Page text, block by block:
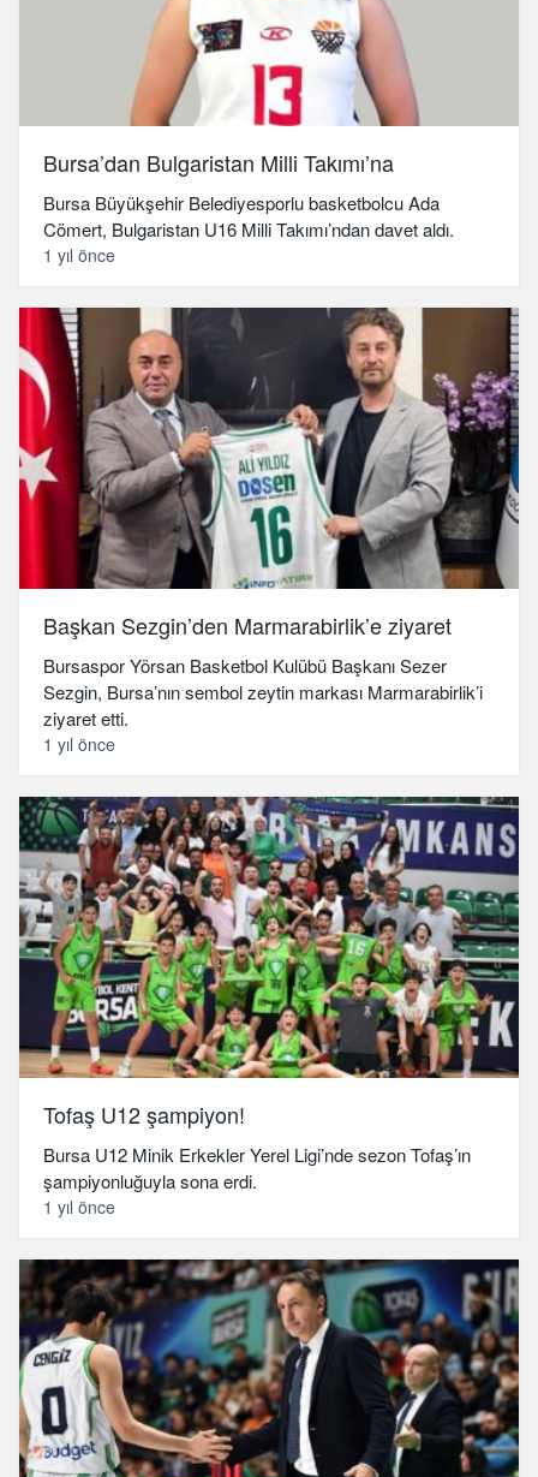
Bursa’dan Bulgaristan Milli Takımı’na
Bursa Büyükşehir Belediyesporlu basketbolcu Ada
Cömert, Bulgaristan U16 Milli Takımı’ndan davet aldı.
1 yıl önce
Başkan Sezgin’den Marmarabirlik’e ziyaret
Bursaspor Yörsan Basketbol Kulübü Başkanı Sezer
Sezgin, Bursa’nın sembol zeytin markası Marmarabirlik’i
ziyaret etti.
1 yıl önce
Tofaş U12 şampiyon!
Bursa U12 Minik Erkekler Yerel Ligi’nde sezon Tofaş’ın
şampiyonluğuyla sona erdi.
1 yıl önce